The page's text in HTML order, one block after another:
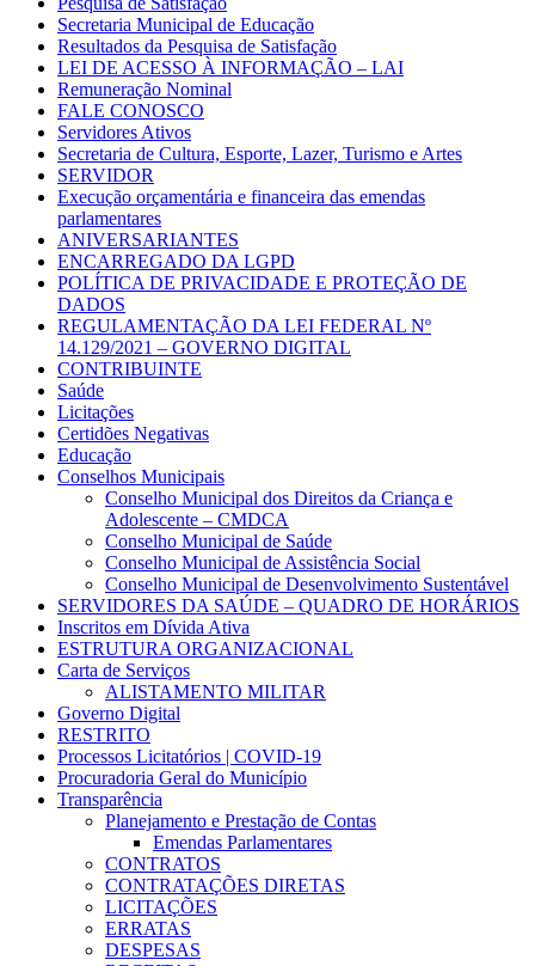
Secretaria Municipal de Educação
Resultados da Pesquisa de Satisfação
LEI DE ACESSO À INFORMAÇÃO – LAI
Remuneração Nominal
FALE CONOSCO
Servidores Ativos
Secretaria de Cultura, Esporte, Lazer, Turismo e Artes
SERVIDOR
Execução orçamentária e financeira das emendas
parlamentares
ANIVERSARIANTES
ENCARREGADO DA LGPD
POLÍTICA DE PRIVACIDADE E PROTEÇÃO DE
DADOS
REGULAMENTAÇÃO DA LEI FEDERAL Nº
14.129/2021 – GOVERNO DIGITAL
CONTRIBUINTE
Saúde
Licitações
Certidões Negativas
Educação
Conselhos Municipais
Conselho Municipal dos Direitos da Criança e
Adolescente – CMDCA
Conselho Municipal de Saúde
Conselho Municipal de Assistência Social
Conselho Municipal de Desenvolvimento Sustentável
SERVIDORES DA SAÚDE – QUADRO DE HORÁRIOS
Inscritos em Dívida Ativa
ESTRUTURA ORGANIZACIONAL
Carta de Serviços
ALISTAMENTO MILITAR
Governo Digital
RESTRITO
Processos Licitatórios | COVID-19
Procuradoria Geral do Município
Transparência
Planejamento e Prestação de Contas
Emendas Parlamentares
CONTRATOS
CONTRATAÇÕES DIRETAS
LICITAÇÕES
ERRATAS
DESPESAS